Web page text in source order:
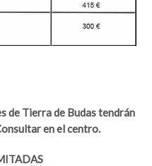
de Tierra de Budas tendrán
en el centro.